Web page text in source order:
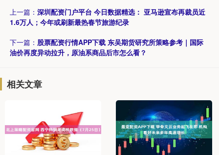
上一篇： 深圳配资门户平台 今日数据精选： 亚马逊宣布再裁员近
1.6万人；今年或刷新最热春节旅游纪录
下一篇： 股票配资行情APP下载 东吴期货研究所策略参考｜国际
油价再度异动拉升，原油系商品后市怎么看？
相关文章